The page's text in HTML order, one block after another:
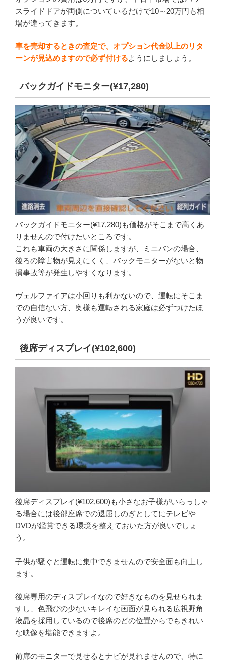
スライドドアが両側についているだけで10～20万円も相
場が違ってきます。
車を売却するときの査定で、オプション代金以上のリタ
ーンが見込めますので必ず付けるようにしましょう。
バックガイドモニター(¥17,280)
バックガイドモニター(¥17,280)も価格がそこまで高くあ
りませんので付けたいところです。
これも車両の大きさに関係しますが、ミニバンの場合、
後ろの障害物が見えにくく、バックモニターがないと物
損事故等が発生しやすくなります。
ヴェルファイアは小回りも利かないので、運転にそこま
での自信ない方、奥様も運転される家庭は必ずつけたほ
うが良いです。
後席ディスプレイ(¥102,600)
後席ディスプレイ(¥102,600)も小さなお子様がいらっしゃ
る場合には後部座席での退屈しのぎとしてにテレビや
DVDが鑑賞できる環境を整えておいた方が良いでしょ
う。
子供が騒ぐと運転に集中できませんので安全面も向上し
ます。
後席専用のディスプレイなので好きなものを見せられま
すし、色飛びの少ないキレイな画面が見られる広視野角
液晶を採用しているので後席のどの位置からでもきれい
な映像を堪能できますよ。
前席のモニターで見せるとナビが見れませんので、特に